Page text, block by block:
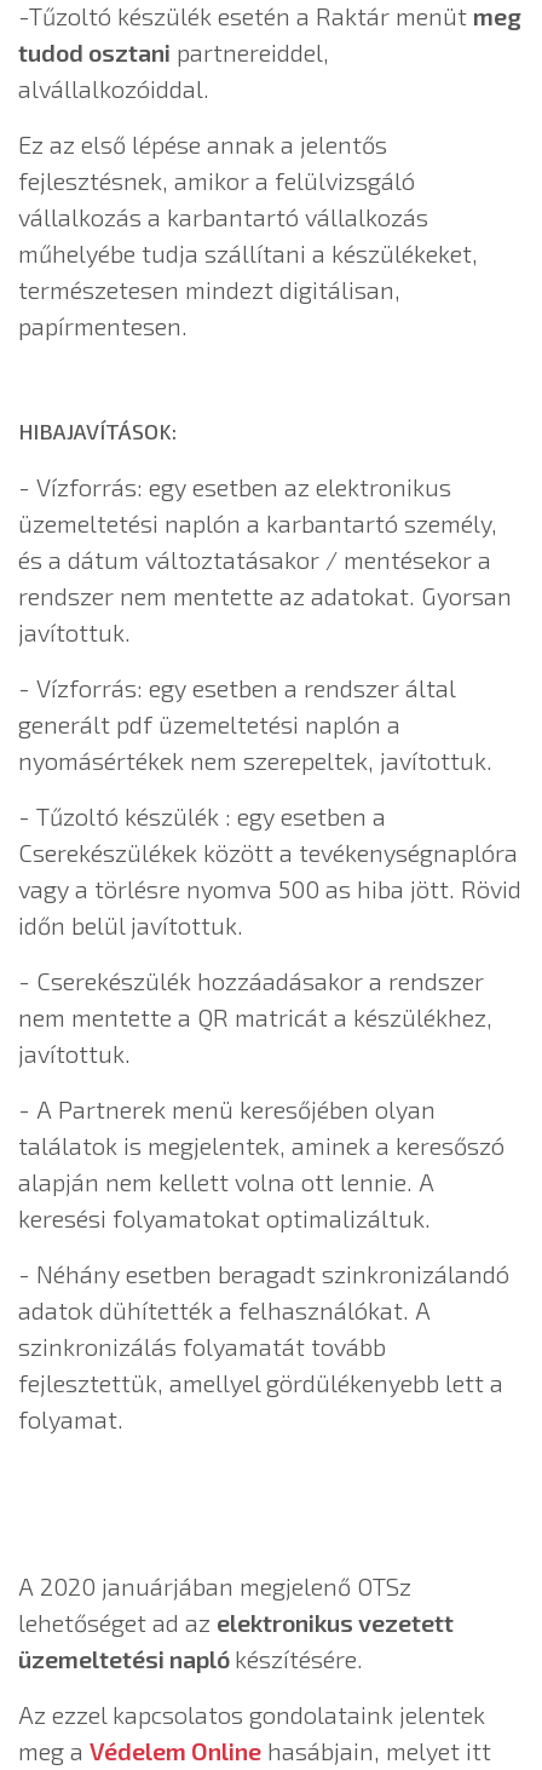
-Tűzoltó készülék esetén a Raktár menüt meg
tudod osztani partnereiddel,
alvállalkozóiddal.
Ez az első lépése annak a jelentős
fejlesztésnek, amikor a felülvizsgáló
vállalkozás a karbantartó vállalkozás
műhelyébe tudja szállítani a készülékeket,
természetesen mindezt digitálisan,
papírmentesen.
HIBAJAVÍTÁSOK:
- Vízforrás: egy esetben az elektronikus
üzemeltetési naplón a karbantartó személy,
és a dátum változtatásakor / mentésekor a
rendszer nem mentette az adatokat. Gyorsan
javítottuk.
- Vízforrás: egy esetben a rendszer által
generált pdf üzemeltetési naplón a
nyomásértékek nem szerepeltek, javítottuk.
- Tűzoltó készülék : egy esetben a
Cserekészülékek között a tevékenységnaplóra
vagy a törlésre nyomva 500 as hiba jött. Rövid
időn belül javítottuk.
- Cserekészülék hozzáadásakor a rendszer
nem mentette a QR matricát a készülékhez,
javítottuk.
- A Partnerek menü keresőjében olyan
találatok is megjelentek, aminek a keresőszó
alapján nem kellett volna ott lennie. A
keresési folyamatokat optimalizáltuk.
- Néhány esetben beragadt szinkronizálandó
adatok dühítették a felhasználókat. A
szinkronizálás folyamatát tovább
fejlesztettük, amellyel gördülékenyebb lett a
folyamat.
A 2020 januárjában megjelenő OTSz
lehetőséget ad az elektronikus vezetett
üzemeltetési napló készítésére.
Az ezzel kapcsolatos gondolataink jelentek
meg a Védelem Online hasábjain, melyet itt